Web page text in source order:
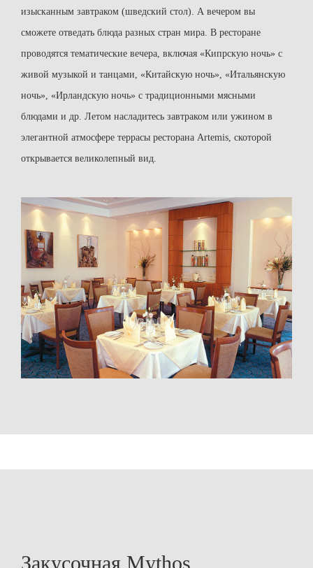
изысканным завтраком (шведский стол). А вечером вы
сможете отведать блюда разных стран мира. В ресторане
проводятся тематические вечера, включая «Кипрскую ночь» с
живой музыкой и танцами, «Китайскую ночь», «Итальянскую
ночь», «Ирландскую ночь» с традиционными мясными
блюдами и др. Летом насладитесь завтраком или ужином в
элегантной атмосфере террасы ресторана Artemis, скоторой
открывается великолепный вид.
Закусочная Mythos